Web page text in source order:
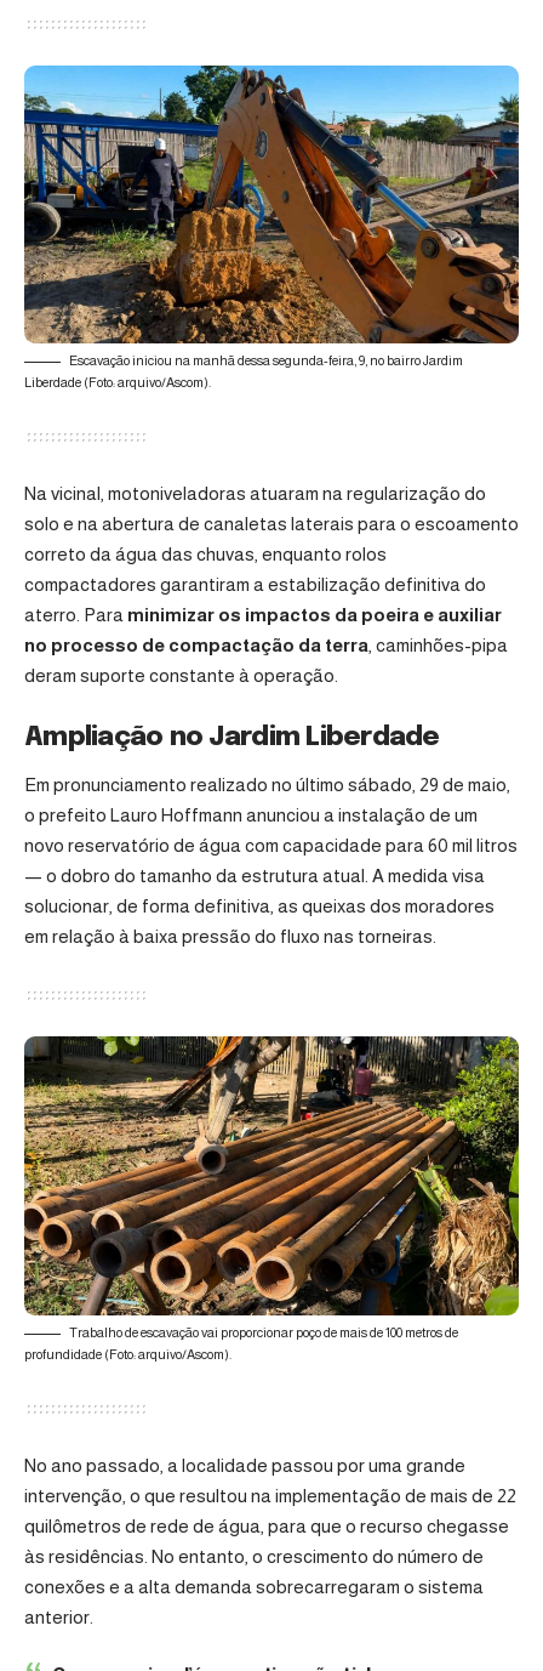
Escavação iniciou na manhã dessa segunda-feira, 9, no bairro Jardim
Liberdade (Foto: arquivo/Ascom).
Na vicinal, motoniveladoras atuaram na regularização do
solo e na abertura de canaletas laterais para o escoamento
correto da água das chuvas, enquanto rolos
compactadores garantiram a estabilização definitiva do
aterro. Para minimizar os impactos da poeira e auxiliar
no processo de compactação da terra , caminhões-pipa
deram suporte constante à operação.
Ampliação no Jardim Liberdade
Em pronunciamento realizado no último sábado, 29 de maio,
o prefeito Lauro Hoffmann anunciou a instalação de um
novo reservatório de água com capacidade para 60 mil litros
— o dobro do tamanho da estrutura atual. A medida visa
solucionar, de forma definitiva, as queixas dos moradores
em relação à baixa pressão do fluxo nas torneiras.
Trabalho de escavação vai proporcionar poço de mais de 100 metros de
profundidade (Foto: arquivo/Ascom).
No ano passado, a localidade passou por uma grande
intervenção, o que resultou na implementação de mais de 22
quilômetros de rede de água, para que o recurso chegasse
às residências. No entanto, o crescimento do número de
conexões e a alta demanda sobrecarregaram o sistema
anterior.